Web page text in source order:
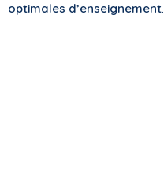
optimales d’enseignement.